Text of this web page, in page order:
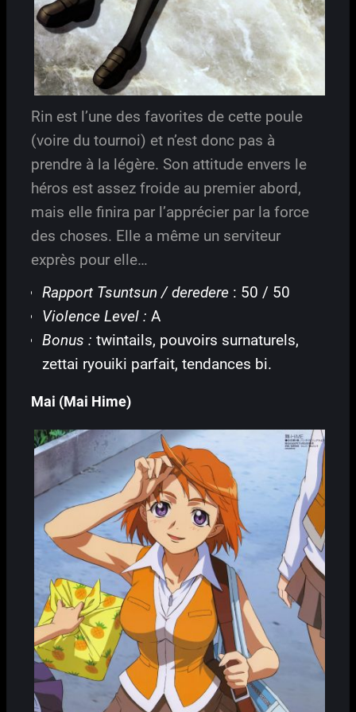
Rin est l’une des favorites de cette poule
(voire du tournoi) et n’est donc pas à
prendre à la légère. Son attitude envers le
héros est assez froide au premier abord,
mais elle finira par l’apprécier par la force
des choses. Elle a même un serviteur
exprès pour elle…
Rapport Tsuntsun / deredere: 50 / 50
Violence Level : A
Bonus : twintails, pouvoirs surnaturels,
zettai ryouiki parfait, tendances bi.
Mai (Mai Hime)